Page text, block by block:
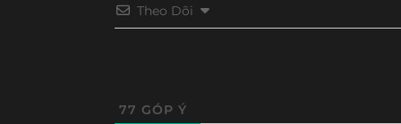
Theo Dõi
77 GÓP Ý